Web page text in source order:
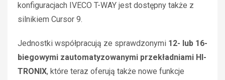
konfiguracjach IVECO T-WAY jest dostępny także z
silnikiem Cursor 9.
Jednostki współpracują ze sprawdzonymi 12- lub 16-
biegowymi zautomatyzowanymi przekładniami HI-
TRONIX, które teraz oferują także nowe funkcje